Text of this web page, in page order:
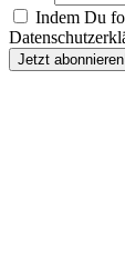
Indem Du